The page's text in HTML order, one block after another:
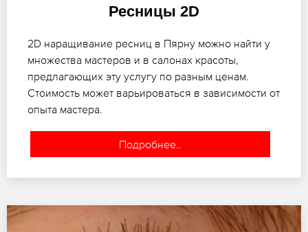
Ресницы 2D
2D наращивание ресниц в Пярну можно найти у
множества мастеров и в салонах красоты,
предлагающих эту услугу по разным ценам.
Стоимость может варьироваться в зависимости от
опыта мастера.
Подробнее..